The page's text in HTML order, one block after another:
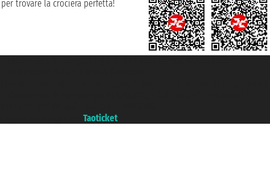
per trovare la crociera perfetta!
Taoticket